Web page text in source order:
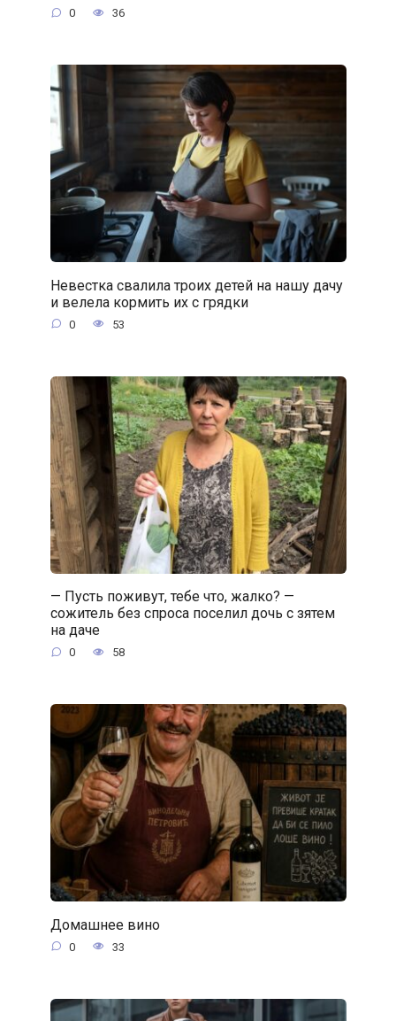
0 36
Невестка свалила троих детей на нашу дачу
и велела кормить их с грядки
0 53
— Пусть поживут, тебе что, жалко? —
сожитель без спроса поселил дочь с зятем
на даче
0 58
Домашнее вино
0 33